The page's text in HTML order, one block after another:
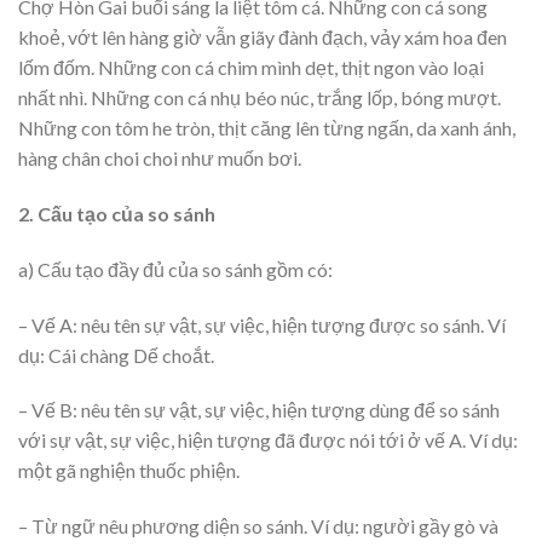
Chợ Hòn Gai buổi sáng la liệt tôm cá. Những con cá song
khoẻ, vớt lên hàng giờ vẫn giãy đành đạch, vảy xám hoa đen
lốm đốm. Những con cá chim mình dẹt, thịt ngon vào loại
nhất nhì. Những con cá nhụ béo núc, trắng lốp, bóng mượt.
Những con tôm he tròn, thịt căng lên từng ngấn, da xanh ánh,
hàng chân choi choi như muốn bơi.
2. Cấu tạo của so sánh
a) Cấu tạo đầy đủ của so sánh gồm có:
– Vế A: nêu tên sự vật, sự việc, hiện tượng được so sánh. Ví
dụ: Cái chàng Dế choắt.
– Vế B: nêu tên sự vật, sự việc, hiện tượng dùng để so sánh
với sự vật, sự việc, hiện tượng đã được nói tới ở vế A. Ví dụ:
một gã nghiện thuốc phiện.
– Từ ngữ nêu phương diện so sánh. Ví dụ: người gầy gò và